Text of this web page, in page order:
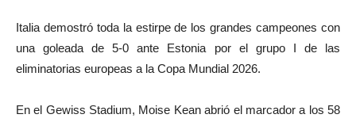
Italia demostró toda la estirpe de los grandes campeones con
una goleada de 5-0 ante Estonia por el grupo I de las
eliminatorias europeas a la Copa Mundial 2026.
En el Gewiss Stadium, Moise Kean abrió el marcador a los 58